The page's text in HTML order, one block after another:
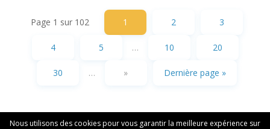
Page 1 sur 102 1 2 3
4 5 … 10 20
30 … » Dernière page »
Nous utilisons des cookies pour vous garantir la meilleure expérience sur